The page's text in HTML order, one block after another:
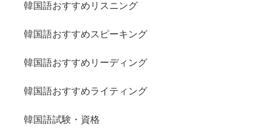
韓国語おすすめリスニング
韓国語おすすめスピーキング
韓国語おすすめリーディング
韓国語おすすめライティング
韓国語試験・資格